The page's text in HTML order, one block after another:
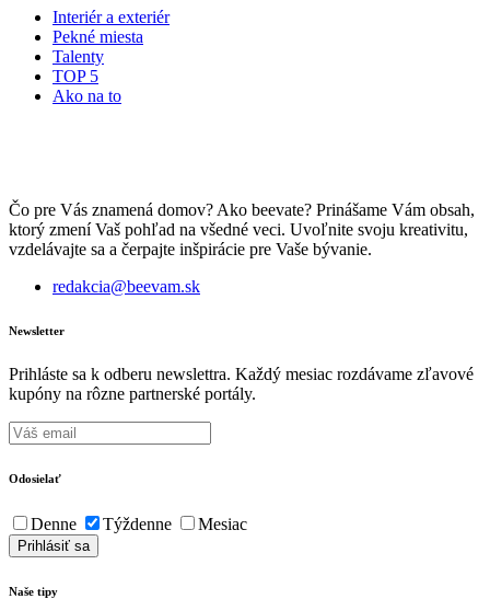
Interiér a exteriér
Pekné miesta
Talenty
TOP 5
Ako na to
Čo pre Vás znamená domov? Ako beevate? Prinášame Vám obsah,
ktorý zmení Vaš pohľad na všedné veci. Uvoľnite svoju kreativitu,
vzdelávajte sa a čerpajte inšpirácie pre Vaše bývanie.
redakcia@beevam.sk
Newsletter
Prihláste sa k odberu newslettra. Každý mesiac rozdávame zľavové
kupóny na rôzne partnerské portály.
Odosielať
Denne Týždenne Mesiac
Naše tipy